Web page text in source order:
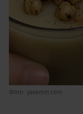
Фото: yasemin.com